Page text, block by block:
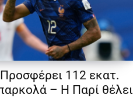
112 εκατ.
– Η Παρί θέλει